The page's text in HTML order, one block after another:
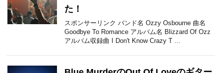
た！
スポンサーリンク バンド名 Ozzy Osbourne 曲名
Goodbye To Romance アルバム名 Blizzard Of Ozz
アルバム収録曲 I Don't Know Crazy T ...